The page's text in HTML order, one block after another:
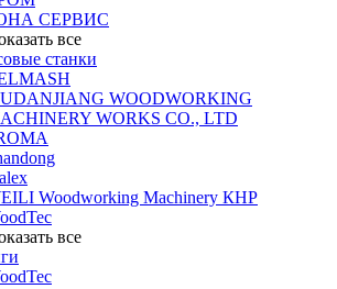
СЕРВИС
все
станки
WOODWORKING
WORKS CO., LTD
Woodworking Machinery КНР
все